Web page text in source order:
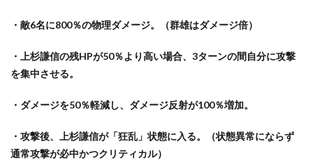
・敵6名に800％の物理ダメージ。（群雄はダメージ倍）
・上杉謙信の残HPが50％より高い場合、3ターンの間自分に攻撃
を集中させる。
・ダメージを50％軽減し、ダメージ反射が100％増加。
・攻撃後、上杉謙信が「狂乱」状態に入る。（状態異常にならず
通常攻撃が必中かつクリティカル）